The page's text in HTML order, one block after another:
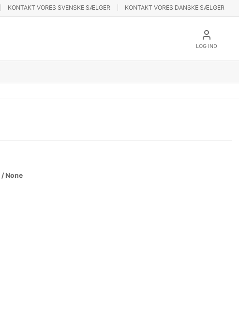
KONTAKT VORES SVENSKE SÆLGER KONTAKT VORES DANSKE SÆLGER
LOG IND
/ None